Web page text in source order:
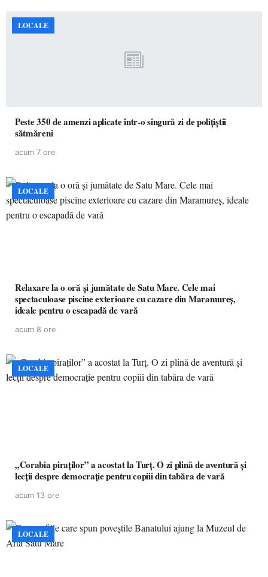
LOCALE
Peste 350 de amenzi aplicate într-o singură zi de polițiștii
sătmăreni
acum 7 ore
LOCALE
Relaxare la o oră și jumătate de Satu Mare. Cele mai
spectaculoase piscine exterioare cu cazare din Maramureș,
ideale pentru o escapadă de vară
acum 8 ore
LOCALE
„Corabia piraților” a acostat la Turț. O zi plină de aventură și
lecții despre democrație pentru copiii din tabăra de vară
acum 13 ore
LOCALE